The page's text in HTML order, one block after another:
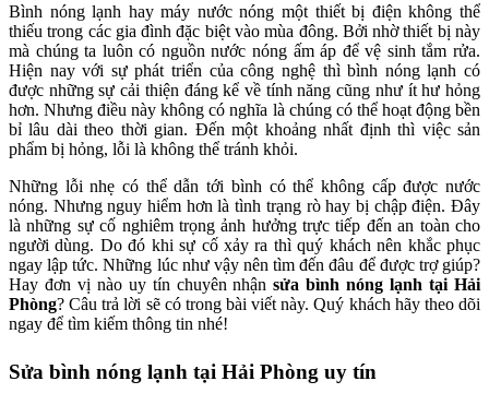
Bình nóng lạnh hay máy nước nóng một thiết bị điện không thể
thiếu trong các gia đình đặc biệt vào mùa đông. Bởi nhờ thiết bị này
mà chúng ta luôn có nguồn nước nóng ấm áp để vệ sinh tắm rửa.
Hiện nay với sự phát triển của công nghệ thì bình nóng lạnh có
được những sự cải thiện đáng kể về tính năng cũng như ít hư hỏng
hơn. Nhưng điều này không có nghĩa là chúng có thể hoạt động bền
bỉ lâu dài theo thời gian. Đến một khoảng nhất định thì việc sản
phẩm bị hỏng, lỗi là không thể tránh khỏi.
Những lỗi nhẹ có thể dẫn tới bình có thể không cấp được nước
nóng. Nhưng nguy hiểm hơn là tình trạng rò hay bị chập điện. Đây
là những sự cố nghiêm trọng ảnh hưởng trực tiếp đến an toàn cho
người dùng. Do đó khi sự cố xảy ra thì quý khách nên khắc phục
ngay lập tức. Những lúc như vậy nên tìm đến đâu để được trợ giúp?
Hay đơn vị nào uy tín chuyên nhậnsửa bình nóng lạnh tại Hải
Phòng? Câu trả lời sẽ có trong bài viết này. Quý khách hãy theo dõi
ngay để tìm kiếm thông tin nhé!
Sửa bình nóng lạnh tại Hải Phòng uy tín